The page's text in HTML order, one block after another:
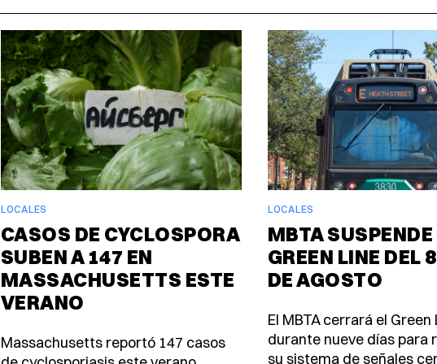
LOCALES
CASOS DE CYCLOSPORA
SUBEN A 147 EN
MASSACHUSETTS ESTE
VERANO
Massachusetts reportó 147 casos
LOCALES
MBTA SUSPENDE
GREEN LINE DEL
DE AGOSTO
El MBTA cerrará el Green
durante nueve días para
su sistema de señales